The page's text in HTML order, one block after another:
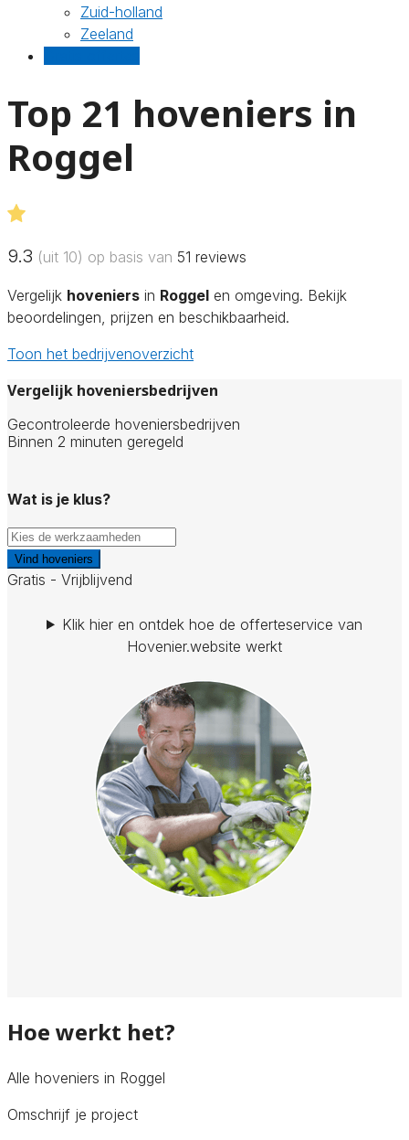
Zuid-holland
Zeeland
Top 21 hoveniers in
Roggel
9.3 (uit 10) op basis van 51 reviews
Vergelijk hoveniers in Roggel en omgeving. Bekijk
beoordelingen, prijzen en beschikbaarheid.
Toon het bedrijvenoverzicht
Vergelijk hoveniersbedrijven
Gecontroleerde hoveniersbedrijven
Binnen 2 minuten geregeld
Wat is je klus?
Vind hoveniers
Gratis - Vrijblijvend
Klik hier en ontdek hoe de offerteservice van
Hovenier.website werkt
Hoe werkt het?
Alle hoveniers in Roggel
Omschrijf je project